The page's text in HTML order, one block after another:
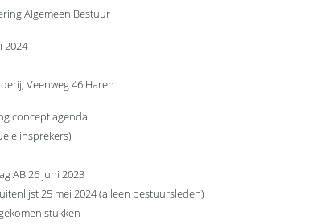
Algemeen Bestuur
2024
Veenweg 46 Haren
concept agenda
insprekers)
AB 26 juni 2023
25 mei 2024 (alleen bestuursleden)
stukken